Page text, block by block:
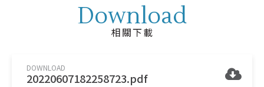
Download
相關下載
DOWNLOAD
20220607182258723.pdf